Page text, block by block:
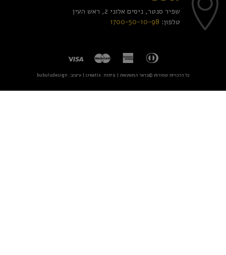
שפיר סנטר, ניסים אלוני 2, ראש העין
טלפון: 1700-50-10-98
כל הזכויות שמורות ©בזאר המשקאות | פיתוח:creatix | עיצוב: bubuludesign